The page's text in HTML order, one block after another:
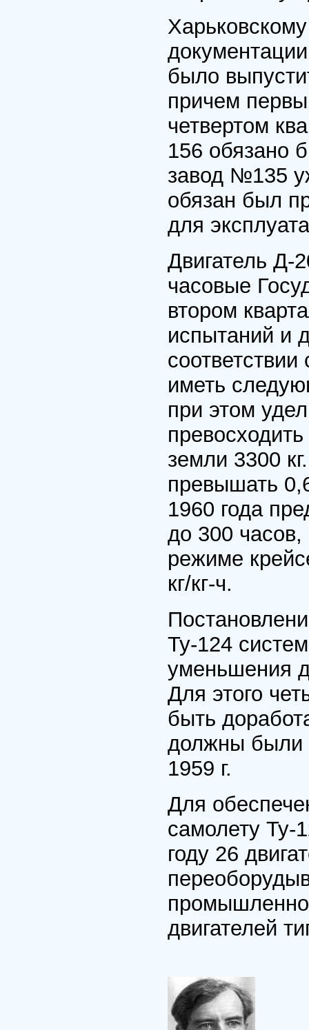
было
причем
четвертом
156 обязано
завод №135
обязан был
для
Двигатель Д-
часовые
втором
испытаний и
иметь
при этом
земли 3300
превышать
1960 года
до 300
режиме
кг/кг-ч.
Ту-124
уменьшения
Для этого
быть
должны были
1959 г.
Для
самолету Ту-
году 26
двигателей